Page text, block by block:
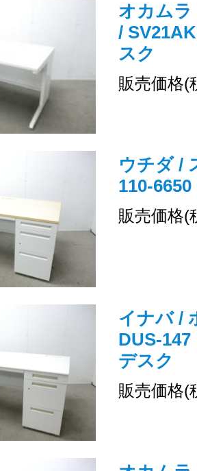
オカム
/
スク
販売価格(
ウチダ /
110-
販売価格(
イナバ /
DUS-
デスク
販売価格(